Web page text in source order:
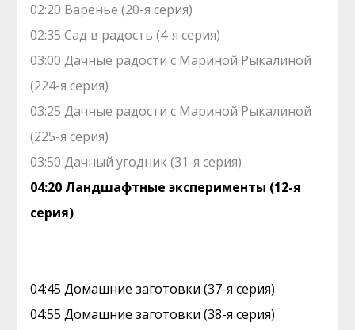
02:20 Варенье (20-я серия)
02:35 Сад в радость (4-я серия)
03:00 Дачные радости с Мариной Рыкалиной
(224-я серия)
03:25 Дачные радости с Мариной Рыкалиной
(225-я серия)
03:50 Дачный угодник (31-я серия)
04:20 Ландшафтные эксперименты (12-я
серия)
04:45 Домашние заготовки (37-я серия)
04:55 Домашние заготовки (38-я серия)